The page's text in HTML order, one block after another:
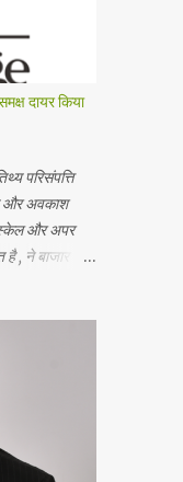
अमित सोनी ,
श्री अशोक
की स्थापना
के माध्यम से
प्रयास करके
के
दायर किया
परिसंपत्ति
और अवकाश
और अपर
, ने बाजार
मूल्य के इक्विटी
1700
इक्विटी
1000
एस्टेट्स
) द्वारा ₹ 5